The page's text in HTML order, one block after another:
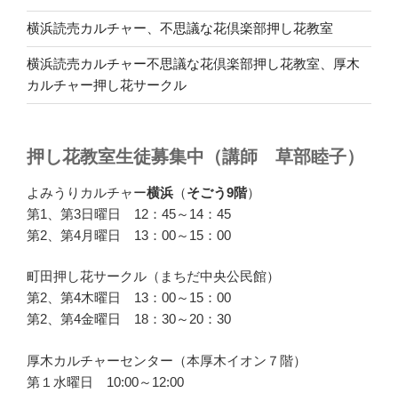
横浜読売カルチャー、不思議な花倶楽部押し花教室
横浜読売カルチャー不思議な花倶楽部押し花教室、厚木
カルチャー押し花サークル
押し花教室生徒募集中（講師 草部睦子）
よみうりカルチャー横浜 （そごう9階）
第1、第3日曜日 12：45～14：45
第2、第4月曜日 13：00～15：00
町田押し花サークル（まちだ中央公民館）
第2、第4木曜日 13：00～15：00
第2、第4金曜日 18：30～20：30
厚木カルチャーセンター（本厚木イオン７階）
第１水曜日 10:00～12:00